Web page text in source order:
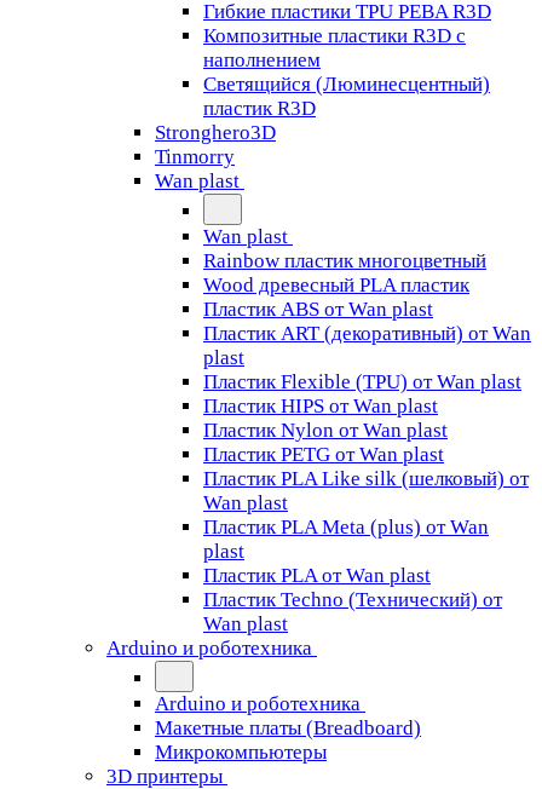
Гибкие пластики TPU PEBA R3D
Композитные пластики R3D с
наполнением
Светящийся (Люминесцентный)
пластик R3D
Stronghero3D
Tinmorry
Wan plast
Wan plast
Rainbow пластик многоцветный
Wood древесный PLA пластик
Пластик ABS от Wan plast
Пластик ART (декоративный) от Wan
plast
Пластик Flexible (TPU) от Wan plast
Пластик HIPS от Wan plast
Пластик Nylon от Wan plast
Пластик PETG от Wan plast
Пластик PLA Like silk (шелковый) от
Wan plast
Пластик PLA Meta (plus) от Wan
plast
Пластик PLA от Wan plast
Пластик Techno (Технический) от
Wan plast
Arduino и роботехника
Arduino и роботехника
Макетные платы (Breadboard)
Микрокомпьютеры
3D принтеры